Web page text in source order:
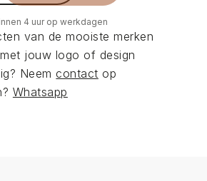
4 uur op werkdagen
van de mooiste merken
jouw logo of design
Neemcontact op
Whatsapp